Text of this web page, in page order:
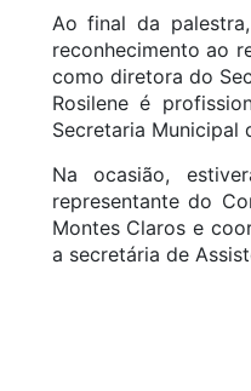
Ao final da
reconhecimento ao
como diretora do
Rosilene é
Secretaria Municipal
Na ocasião,
representante do
Montes Claros e
a secretária de